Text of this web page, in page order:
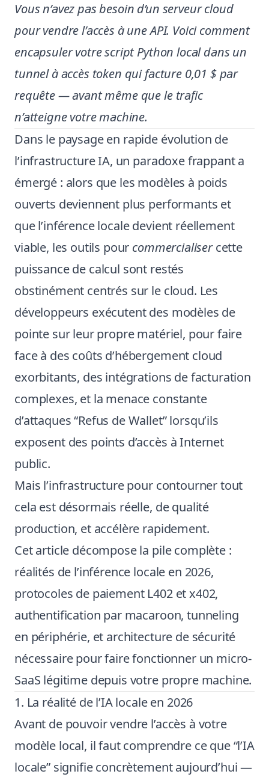
Vous n’avez pas besoin d’un serveur cloud
pour vendre l’accès à une API. Voici comment
encapsuler votre script Python local dans un
tunnel à accès token qui facture 0,01 $ par
requête — avant même que le trafic
n’atteigne votre machine.
Dans le paysage en rapide évolution de
l’infrastructure IA, un paradoxe frappant a
émergé : alors que les modèles à poids
ouverts deviennent plus performants et
que l’inférence locale devient réellement
viable, les outils pour commercialisercette
puissance de calcul sont restés
obstinément centrés sur le cloud. Les
développeurs exécutent des modèles de
pointe sur leur propre matériel, pour faire
face à des coûts d’hébergement cloud
exorbitants, des intégrations de facturation
complexes, et la menace constante
d’attaques “Refus de Wallet” lorsqu’ils
exposent des points d’accès à Internet
public.
Mais l’infrastructure pour contourner tout
cela est désormais réelle, de qualité
production, et accélère rapidement.
Cet article décompose la pile complète :
réalités de l’inférence locale en 2026,
protocoles de paiement L402 et x402,
authentification par macaroon, tunneling
en périphérie, et architecture de sécurité
nécessaire pour faire fonctionner un micro-
SaaS légitime depuis votre propre machine.
1. La réalité de l’IA locale en 2026
Avant de pouvoir vendre l’accès à votre
modèle local, il faut comprendre ce que “l’IA
locale” signifie concrètement aujourd’hui —